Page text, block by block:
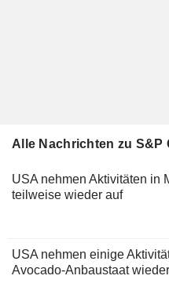
Alle Nachrichten zu S&P
USA nehmen Aktivitäten in
teilweise wieder auf
USA nehmen einige
Avocado-Anbaustaat